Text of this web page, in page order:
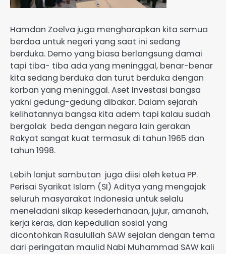
Hamdan Zoelva juga mengharapkan kita semua
berdoa untuk negeri yang saat ini sedang
berduka. Demo yang biasa berlangsung damai
tapi tiba- tiba ada yang meninggal, benar-benar
kita sedang berduka dan turut berduka dengan
korban yang meninggal. Aset Investasi bangsa
yakni gedung-gedung dibakar. Dalam sejarah
kelihatannya bangsa kita adem tapi kalau sudah
bergolak beda dengan negara lain gerakan
Rakyat sangat kuat termasuk di tahun 1965 dan
tahun 1998.
Lebih lanjut sambutan juga diisi oleh ketua PP.
Perisai Syarikat Islam (SI) Aditya yang mengajak
seluruh masyarakat Indonesia untuk selalu
meneladani sikap kesederhanaan, jujur, amanah,
kerja keras, dan kepedulian sosial yang
dicontohkan Rasulullah SAW sejalan dengan tema
dari peringatan maulid Nabi Muhammad SAW kali